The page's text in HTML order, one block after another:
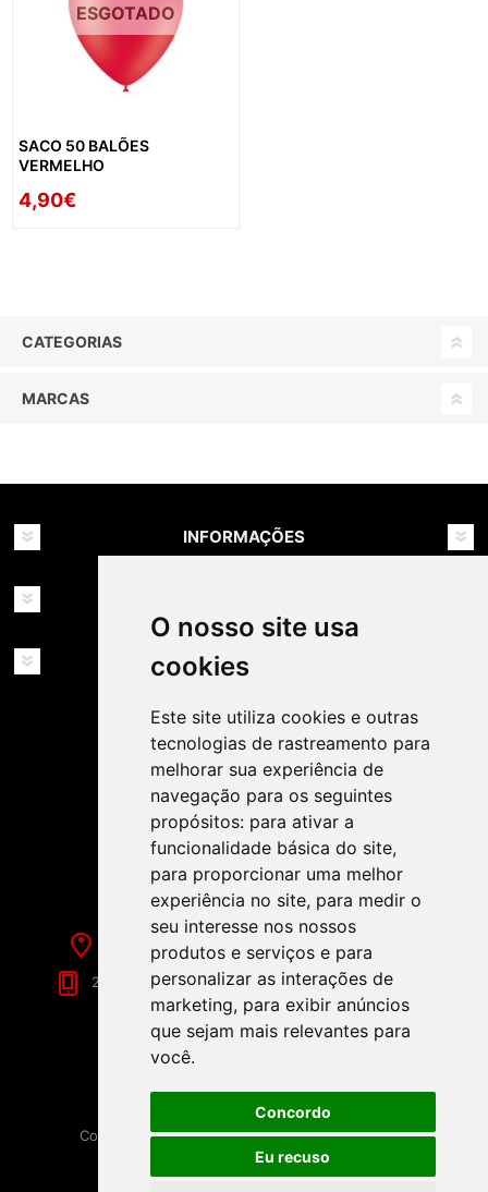
O nosso site usa
cookies
Este site utiliza cookies e outras
tecnologias de rastreamento para
melhorar sua experiência de
navegação para os seguintes
propósitos: para ativar a
funcionalidade básica do site,
para proporcionar uma melhor
experiência no site, para medir o
seu interesse nos nossos
produtos e serviços e para
personalizar as interações de
marketing, para exibir anúncios
que sejam mais relevantes para
você.
Concordo
Eu recuso
ESGOTADO
SACO 50 BALÕES
VERMELHO
4,90€
CATEGORIAS
MARCAS
INFORMAÇÕES
SERVIÇOS
SIGA-NOS NAS REDES SOCIAIS!
Rua de Évora, 70-C - Reguengos de Monsaraz
266 040 688 (Chamada para a Rede Fixa Nacional)
Copyright © 2026 Festamania. Todos os direitos
reservados.
Powered bynopCommerce